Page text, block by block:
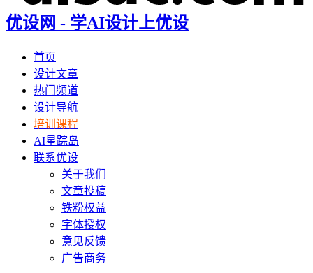
优设网 - 学AI设计上优设
首页
设计文章
热门频道
设计导航
培训课程
AI星踪岛
联系优设
关于我们
文章投稿
铁粉权益
字体授权
意见反馈
广告商务